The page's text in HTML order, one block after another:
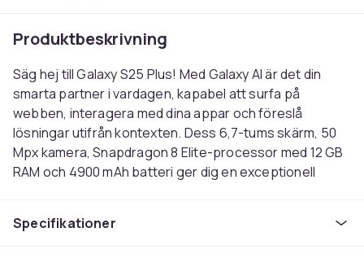
Produktbeskrivning
Säg hej till Galaxy S25 Plus! Med Galaxy AI är det din
smarta partner i vardagen, kapabel att surfa på
webben, interagera med dina appar och föreslå
lösningar utifrån kontexten. Dess 6,7-tums skärm, 50
Mpx kamera, Snapdragon 8 Elite-processor med 12 GB
RAM och 4900 mAh batteri ger dig en exceptionell
Färg
Specifikationer